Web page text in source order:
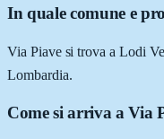
In quale comune e
Via Piave si trova a Lodi
Lombardia.
Come si arriva a Via